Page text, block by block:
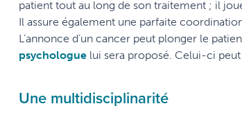
patient tout au long de son traitement ; il
Il assure également une parfaite
L’annonce d’un cancer peut plonger le
psychologue lui sera proposé. Celui-ci
Une multidisciplinarité